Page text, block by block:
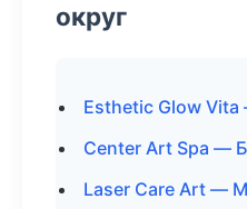
округ
Esthetic Glow
Center Art Spa —
Laser Care Art —